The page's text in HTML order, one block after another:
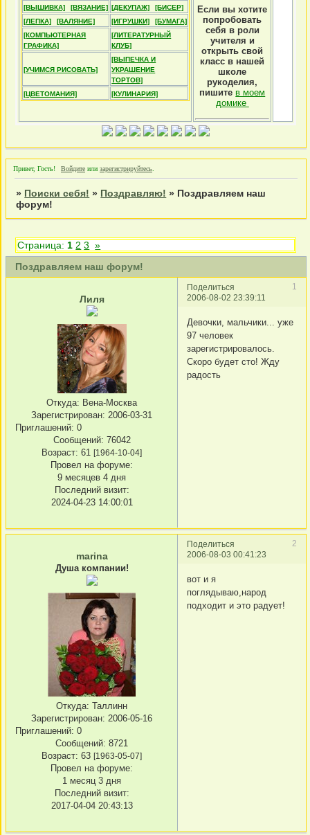
[ВЫШИВКА] [ВЯЗАНИЕ] [ДЕКУПАЖ]
[БИСЕР]
[ЛЕПКА]
[ВАЛЯНИЕ] [ИГРУШКИ]
[БУМАГА]
[КОМПЬЮТЕРНАЯ
ГРАФИКА]
[ЛИТЕРАТУРНЫЙ
КЛУБ]
[УЧИМСЯ РИСОВАТЬ]
[ВЫПЕЧКА И
УКРАШЕНИЕ
ТОРТОВ]
[ЦВЕТОМАНИЯ]
[КУЛИНАРИЯ]
Если вы хотите
попробовать
себя в роли
учителя и
открыть свой
класс в нашей
школе
рукоделия,
пишите в моем
домике
Привет, Гость! Войдите или зарегистрируйтесь
» Поиски себя! » Поздравляю! » Поздравляем наш
форум!
Поздравляем наш форум!
Страница: 1 2 3 »
Поделиться
1
2006-08-02 23:39:11
Лиля
Откуда: Вена-Москва
Зарегистрирован: 2006-03-31
Приглашений: 0
Сообщений: 76042
Возраст: 61 [1964-10-04]
Провел на форуме:
9 месяцев 4 дня
Последний визит:
2024-04-23 14:00:01
Девочки, мальчики... уже
97 человек
зарегистрировалось.
Скоро будет сто! Жду
радость
Поделиться
2
2006-08-03 00:41:23
marina
Душа компании!
Откуда: Таллинн
Зарегистрирован: 2006-05-16
Приглашений: 0
Сообщений: 8721
Возраст: 63 [1963-05-07]
Провел на форуме:
1 месяц 3 дня
Последний визит:
2017-04-04 20:43:13
вот и я
поглядываю,народ
подходит и это радует!